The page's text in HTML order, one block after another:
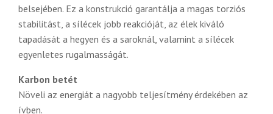
belsejében. Ez a konstrukció garantálja a magas torziós
stabilitást, a sílécek jobb reakcióját, az élek kiváló
tapadását a hegyen és a saroknál, valamint a sílécek
egyenletes rugalmasságát.
Karbon betét
Növeli az energiát a nagyobb teljesítmény érdekében az
ívben.